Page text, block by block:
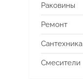
Раковины
Ремонт
Сантехника
Смесители